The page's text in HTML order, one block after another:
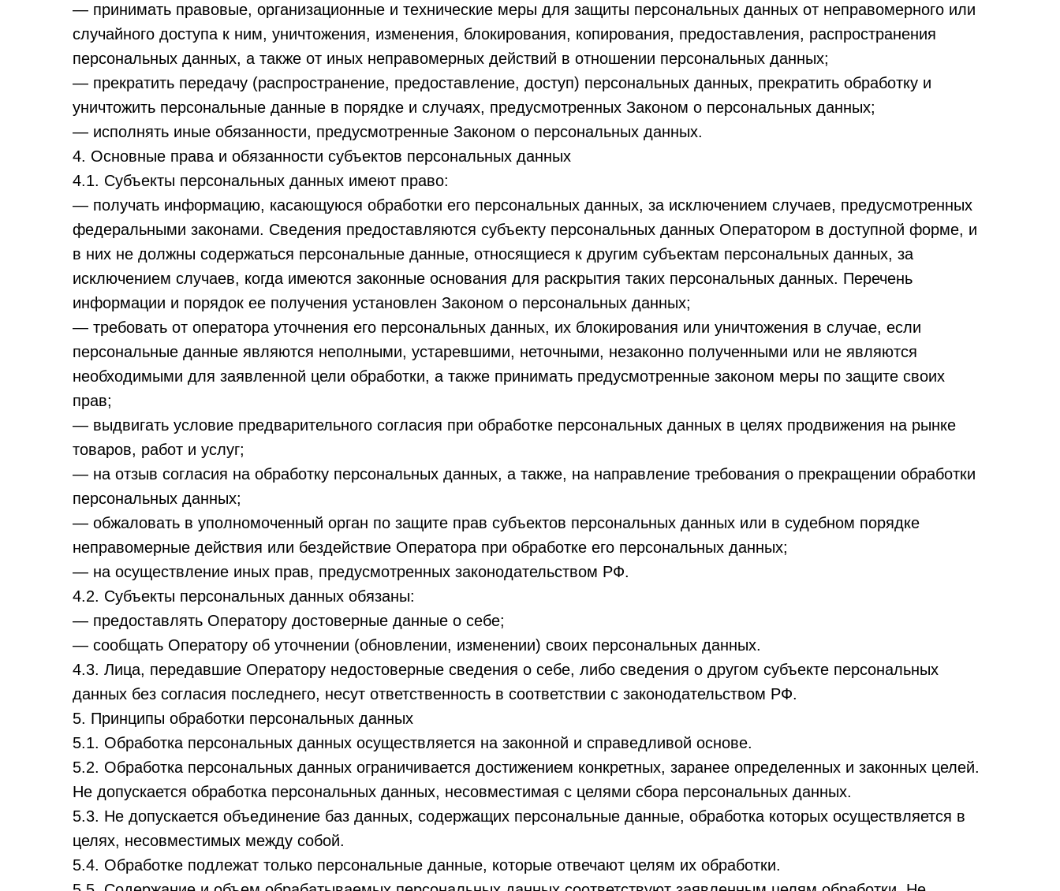
— принимать правовые, организационные и технические меры для защиты персональных данных от неправомерного или
случайного доступа к ним, уничтожения, изменения, блокирования, копирования, предоставления, распространения
персональных данных, а также от иных неправомерных действий в отношении персональных данных;
— прекратить передачу (распространение, предоставление, доступ) персональных данных, прекратить обработку и
уничтожить персональные данные в порядке и случаях, предусмотренных Законом о персональных данных;
— исполнять иные обязанности, предусмотренные Законом о персональных данных.
4. Основные права и обязанности субъектов персональных данных
4.1. Субъекты персональных данных имеют право:
— получать информацию, касающуюся обработки его персональных данных, за исключением случаев, предусмотренных
федеральными законами. Сведения предоставляются субъекту персональных данных Оператором в доступной форме, и
в них не должны содержаться персональные данные, относящиеся к другим субъектам персональных данных, за
исключением случаев, когда имеются законные основания для раскрытия таких персональных данных. Перечень
информации и порядок ее получения установлен Законом о персональных данных;
— требовать от оператора уточнения его персональных данных, их блокирования или уничтожения в случае, если
персональные данные являются неполными, устаревшими, неточными, незаконно полученными или не являются
необходимыми для заявленной цели обработки, а также принимать предусмотренные законом меры по защите своих
прав;
— выдвигать условие предварительного согласия при обработке персональных данных в целях продвижения на рынке
товаров, работ и услуг;
— на отзыв согласия на обработку персональных данных, а также, на направление требования о прекращении обработки
персональных данных;
— обжаловать в уполномоченный орган по защите прав субъектов персональных данных или в судебном порядке
неправомерные действия или бездействие Оператора при обработке его персональных данных;
— на осуществление иных прав, предусмотренных законодательством РФ.
4.2. Субъекты персональных данных обязаны:
— предоставлять Оператору достоверные данные о себе;
— сообщать Оператору об уточнении (обновлении, изменении) своих персональных данных.
4.3. Лица, передавшие Оператору недостоверные сведения о себе, либо сведения о другом субъекте персональных
данных без согласия последнего, несут ответственность в соответствии с законодательством РФ.
5. Принципы обработки персональных данных
5.1. Обработка персональных данных осуществляется на законной и справедливой основе.
5.2. Обработка персональных данных ограничивается достижением конкретных, заранее определенных и законных целей.
Не допускается обработка персональных данных, несовместимая с целями сбора персональных данных.
5.3. Не допускается объединение баз данных, содержащих персональные данные, обработка которых осуществляется в
целях, несовместимых между собой.
5.4. Обработке подлежат только персональные данные, которые отвечают целям их обработки.